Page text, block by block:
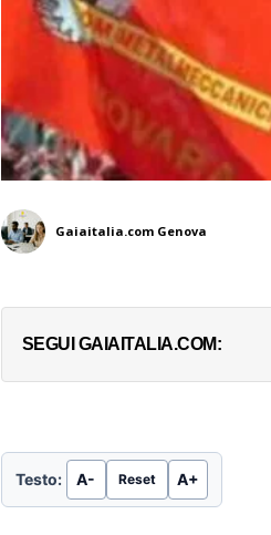
Gaiaitalia.com Genova
SEGUI GAIAITALIA.COM:
Testo: A- Reset A+